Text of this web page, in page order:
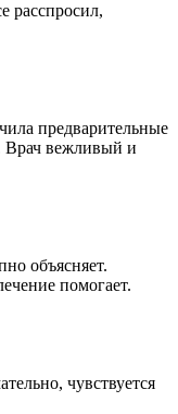
расспросил,
предварительные
Врач вежливый и
объясняет.
помогает.
чувствуется